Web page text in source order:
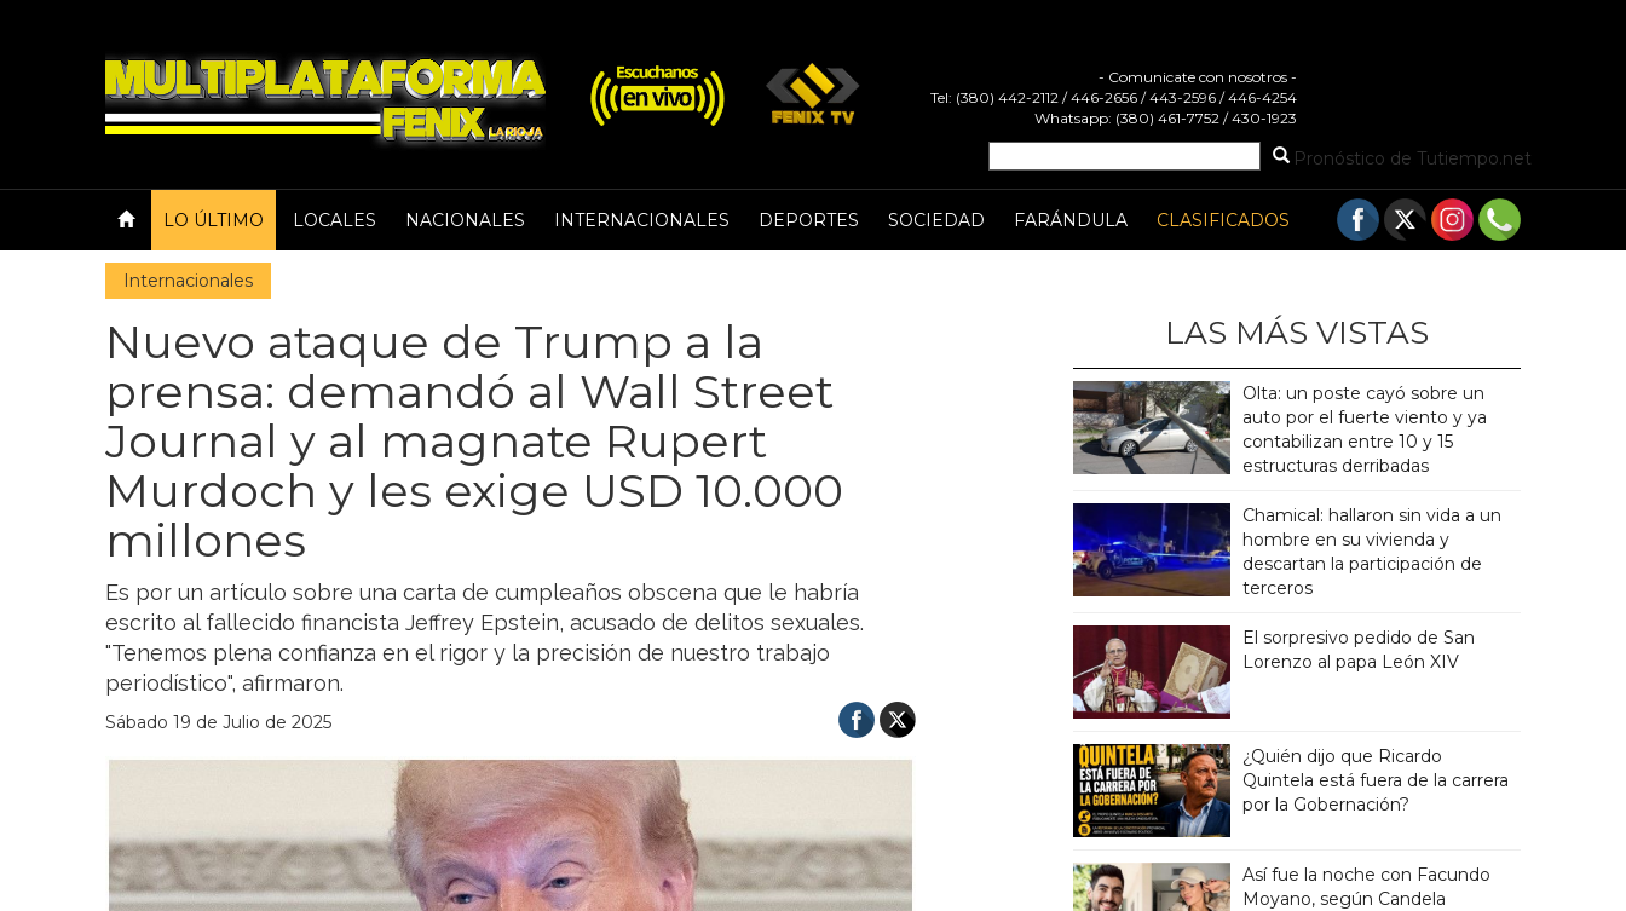
- Comunicate con nosotros -
Tel: (380) 442-2112 / 446-2656 / 443-2596 / 446-4254
Whatsapp: (380) 461-7752 / 430-1923
Pronóstico de Tutiempo.net
LO ÚLTIMO LOCALES NACIONALES INTERNACIONALES DEPORTES SOCIEDAD FARÁNDULA CLASIFICADOS
Internacionales
Nuevo ataque de Trump a la
prensa: demandó al Wall Street
Journal y al magnate Rupert
Murdoch y les exige USD 10.000
millones
Es por un artículo sobre una carta de cumpleaños obscena que le habría
escrito al fallecido financista Jeffrey Epstein, acusado de delitos sexuales.
"Tenemos plena confianza en el rigor y la precisión de nuestro trabajo
periodístico", afirmaron.
Sábado 19 de Julio de 2025
LAS MÁS VISTAS
Olta: un poste cayó sobre un
auto por el fuerte viento y ya
contabilizan entre 10 y 15
estructuras derribadas
Chamical: hallaron sin vida a un
hombre en su vivienda y
descartan la participación de
terceros
El sorpresivo pedido de San
Lorenzo al papa León XIV
¿Quién dijo que Ricardo
Quintela está fuera de la carrera
por la Gobernación?
Así fue la noche con Facundo
Moyano, según Candela